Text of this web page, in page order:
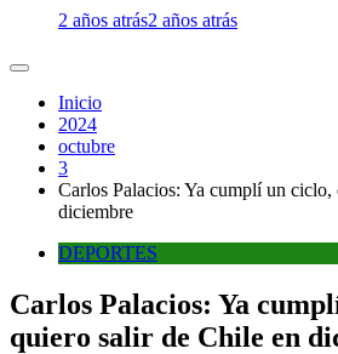
2 años atrás2 años atrás
Inicio
2024
octubre
3
Carlos Palacios: Ya cumplí un
diciembre
DEPORTES
Carlos Palacios: Ya
quiero salir de Chile en